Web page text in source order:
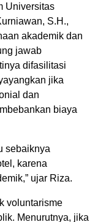
Universitas
S.H.,
akademik dan
jawab
difasilitasi
jika
dan
biaya
sebaiknya
karena
ujar Riza.
voluntarisme
Menurutnya, jika